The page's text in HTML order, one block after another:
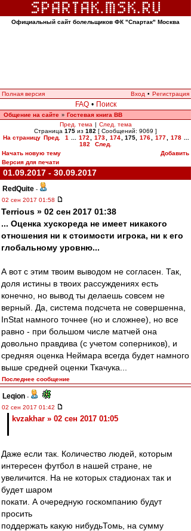
Официальный сайт болельщиков ФК "Спартак" Москва
Полная версия Вход • Регистрация
FAQ • Поиск
Общение на сайте » Гостевая книга ВВ
Пред. тема | След. тема
Страница 175 из 182 [ Сообщений: 9069 ]
На страницу Пред. 1 172 173 174 175, 176 177 178
182
След.
Начать новую тему
Добавить
Версия для печати
01.09.2017 - 30.09.2017
RedQuite -
02 сен 2017 01:58
Terrious » 02 сен 2017 01:38
... Оценка хускореда не имеет никакого
отношения ни к стоимости игрока, ни к его
глобальному уровню...
А вот с этим твоим выводом не согласен. Так,
доля истины в твоих рассуждениях есть
конечно, но вывод ты делаешь совсем не
верный. Да, система подсчета не совершенна,
InStаt намного точнее (но и сложнее), но все
равно - при большом числе матчей она
довольно правдива (с учетом соперников), и
средняя оценка Неймара всегда будет намного
выше средней оценки Ткачука...
Последнее сообщение
Leqion -
02 сен 2017 01:42
kvzakhar » 02 сен 2017 01:05
Даже если так. Количество людей, которым
интересен футбол в нашей стране, не
увеличится. На не которых стадионах так и
будет шаром
покати. А очередную госкомпанию будут
просить
поддержать какую нибудьТомь, на сумму